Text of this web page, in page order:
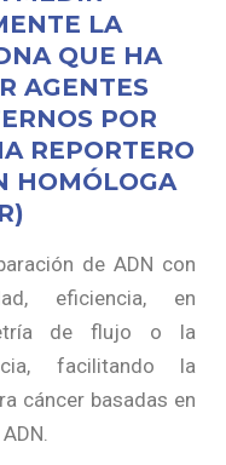
LA
QUE HA
AGENTES
POR
REPORTERO
HOMÓLOGA
de ADN con
eficiencia, en
de flujo o la
facilitando la
cáncer basadas en